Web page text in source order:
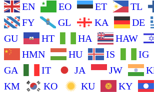
EN
EO ET TL
FY
GL KA DE
GU
HT HA HAW
HMN
HU IS IG
GA
IT JA JW
KM
KO KU KY